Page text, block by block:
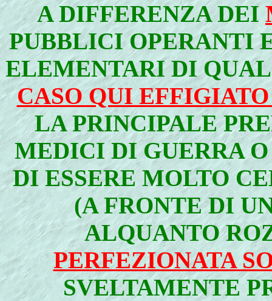
A DIFFERENZA DEI
PUBBLICI OPERANTI
ELEMENTARI DI
CASO QUI
LA PRINCIPALE
MEDICI DI GUERRA
DI ESSERE MOLTO
(A FRONTE DI
ALQUANTO
PERFEZIONATA
SVELTAMENTE